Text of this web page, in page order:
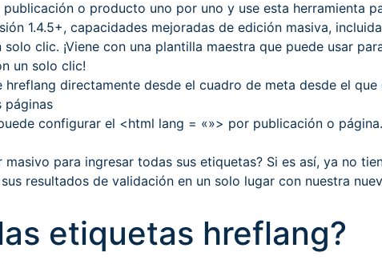
o producto uno por uno y use esta herramienta
1.4.5+, capacidades mejoradas de edición masiva,
clic. ¡Viene con una plantilla maestra que puede usar
un solo clic!
hreflang directamente desde el cuadro de meta desde el
páginas
configurar el <html lang = «»> por publicación o
para ingresar todas sus etiquetas? Si es así, ya no
resultados de validación en un solo lugar con nuestra
etiquetas hreflang?